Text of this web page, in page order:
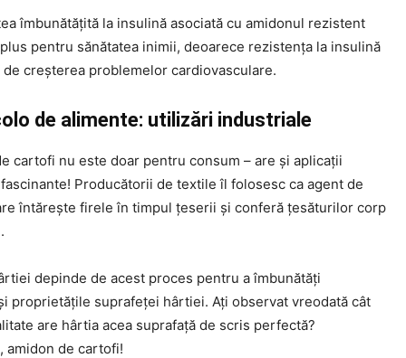
îmbunătățită la insulină asociată cu amidonul rezistent
pentru sănătatea inimii, deoarece rezistența la insulină
creșterea problemelor cardiovasculare.
de alimente: utilizări industriale
cartofi nu este doar pentru consum – are și aplicații
Producătorii de textile îl folosesc ca agent de
întărește firele în timpul țeserii și conferă țesăturilor corp
depinde de acest proces pentru a îmbunătăți
proprietățile suprafeței hârtiei. Ați observat vreodată cât
are hârtia acea suprafață de scris perfectă?
amidon de cartofi!